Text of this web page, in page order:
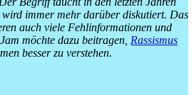
immer mehr darüber diskutiert. Das
auch viele Fehlinformationen und
möchte dazu beitragen, Rassismus
besser zu verstehen.